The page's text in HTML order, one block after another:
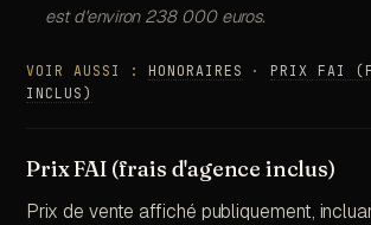
est d'environ 238 000 euros.
VOIR AUSSI : HONORAIRES · PRIX FAI
INCLUS)
Prix FAI (frais d'agence inclus)
Prix de vente affiché publiquement,